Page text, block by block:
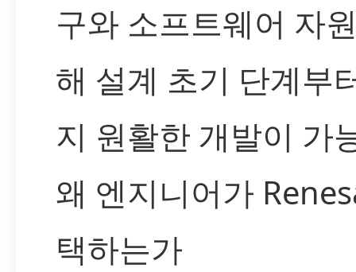
구와 소프트웨어 자
해 설계 초기 단계부
지 원활한 개발이 가
왜 엔지니어가
택하는가